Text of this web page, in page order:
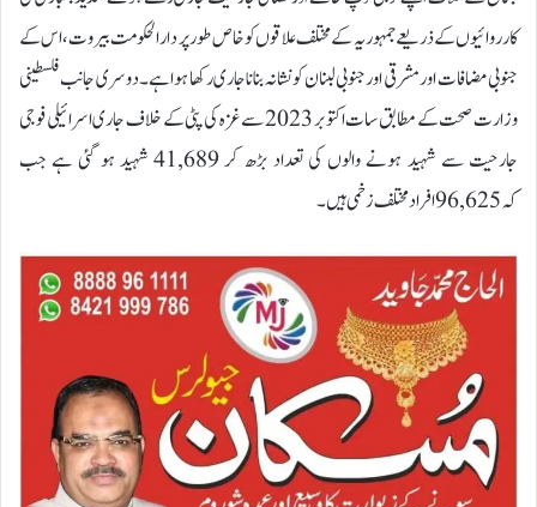
کارروائیوں کے ذریعے جمہوریہ کے مختلف علاقوں کو خاص طور پر دارالحکومت بیروت، اس کے
جنوبی مضافات اور مشرقی اور جنوبی لبنان کو نشانہ بنانا جاری رکھا ہوا ہے۔دوسری جانب فلسطینی
وزارت صحت کے مطابق سات اکتوبر 2023 سے غزہ کی پٹی کے خلاف جاری اسرائیلی فوجی
جارحیت سے شہید ہونے والوں کی تعداد بڑھ کر 41,689 شہید ہو گئی ہے جب
کہ 96,625 افراد مختلف زخمی ہیں۔